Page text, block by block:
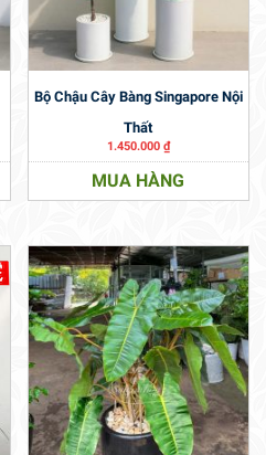
Bộ Chậu Cây Bàng Singapore Nội
Thất
1.450.000 ₫
MUA HÀNG